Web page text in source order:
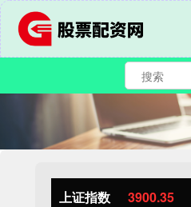
上证指数 3900.35